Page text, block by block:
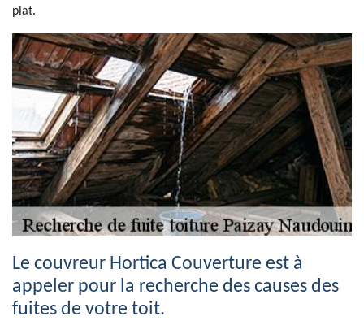
plat.
Le couvreur Hortica Couverture est à
appeler pour la recherche des causes des
fuites de votre toit.